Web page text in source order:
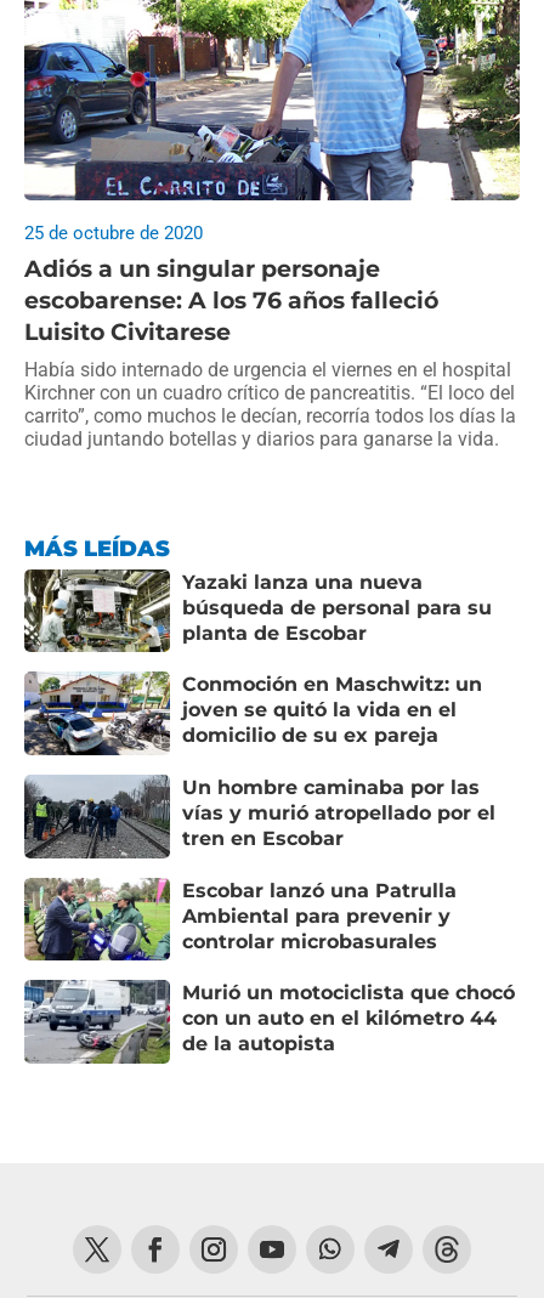
Adiós a un singular personaje
escobarense: A los 76 años falleció
Luisito Civitarese
25 de octubre de 2020
Había sido internado de urgencia el viernes en el hospital
Kirchner con un cuadro crítico de pancreatitis. “El loco del
carrito”, como muchos le decían, recorría todos los días la
ciudad juntando botellas y diarios para ganarse la vida.
MÁS LEÍDAS
Yazaki lanza una nueva
búsqueda de personal para su
planta de Escobar
Conmoción en Maschwitz: un
joven se quitó la vida en el
domicilio de su ex pareja
Un hombre caminaba por las
vías y murió atropellado por el
tren en Escobar
Escobar lanzó una Patrulla
Ambiental para prevenir y
controlar microbasurales
Murió un motociclista que chocó
con un auto en el kilómetro 44
de la autopista